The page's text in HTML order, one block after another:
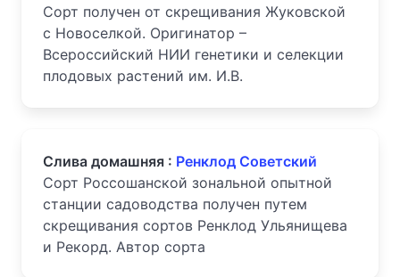
Сорт получен от скрещивания Жуковской
с Новоселкой. Оригинатор –
Всероссийский НИИ генетики и селекции
плодовых растений им. И.В.
Слива домашняя : Ренклод Советский
Сорт Россошанской зональной опытной
станции садоводства получен путем
скрещивания сортов Ренклод Ульянищева
и Рекорд. Автор сорта